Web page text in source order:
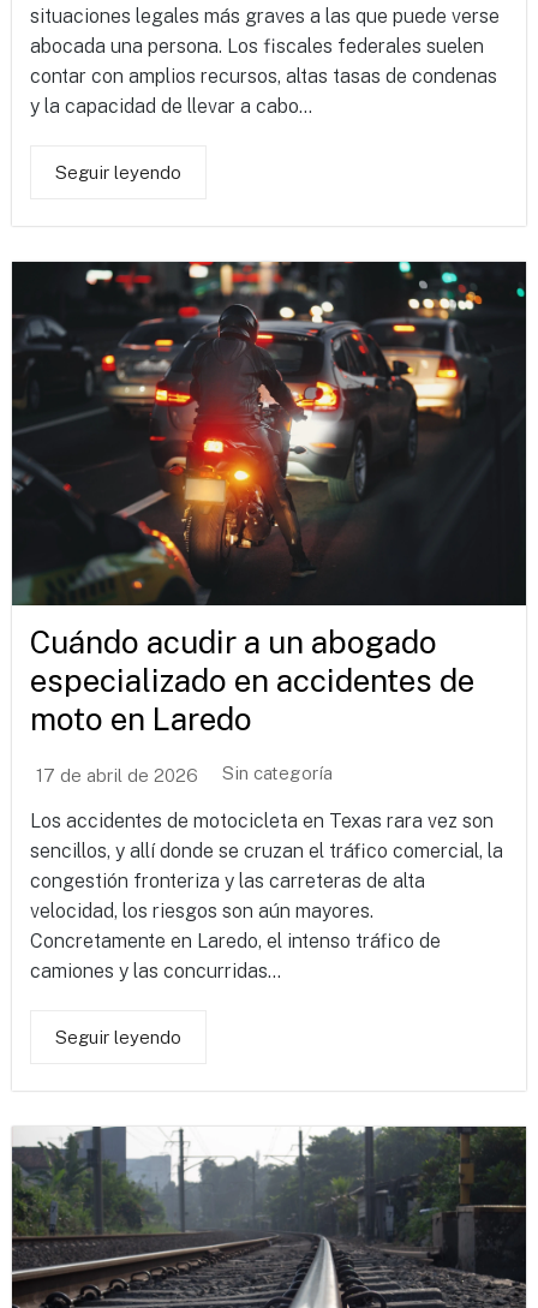
situaciones legales más graves a las que puede verse
abocada una persona. Los fiscales federales suelen
contar con amplios recursos, altas tasas de condenas
y la capacidad de llevar a cabo...
Seguir leyendo
Cuándo acudir a un abogado
especializado en accidentes de
moto en Laredo
17 de abril de 2026 Sin categoría
Los accidentes de motocicleta en Texas rara vez son
sencillos, y allí donde se cruzan el tráfico comercial, la
congestión fronteriza y las carreteras de alta
velocidad, los riesgos son aún mayores.
Concretamente en Laredo, el intenso tráfico de
camiones y las concurridas...
Seguir leyendo